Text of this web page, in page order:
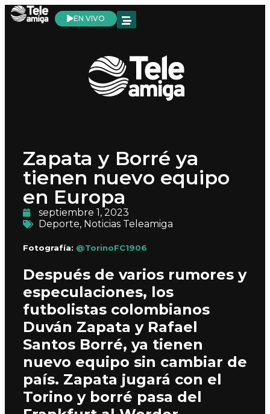
EN VIVO
Zapata y Borré ya
tienen nuevo equipo
en Europa
septiembre 1, 2023
Deporte, Noticias Teleamiga
Fotografía: @TorinoFC1906
Después de varios rumores y
especulaciones, los
futbolistas colombianos
Duván Zapata y Rafael
Santos Borré, ya tienen
nuevo equipo sin cambiar de
país. Zapata jugará con el
Torino y borré pasa del